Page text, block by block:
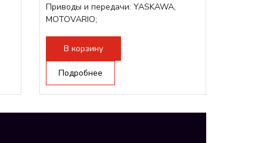
Приводы и передачи: YASKAWA,
MOTOVARIO;
В корзину
Подробнее